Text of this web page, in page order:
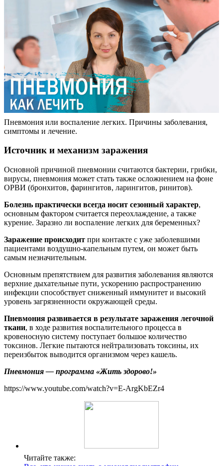
Пневмония или воспаление легких. Причины заболевания,
симптомы и лечение.
Источник и механизм заражения
Основной причиной пневмонии считаются бактерии, грибки,
вирусы, пневмония может стать также осложнением на фоне
ОРВИ (бронхитов, фарингитов, ларингитов, ринитов).
Болезнь практически всегда носит сезонный характер,
основным фактором считается переохлаждение, а также
курение. Заразно ли воспаление легких для беременных?
Заражение происходит при контакте с уже заболевшими
пациентами воздушно-капельным путем, он может быть
самым незначительным.
Основным препятствием для развития заболевания являются
верхние дыхательные пути, ускорению распространению
инфекции способствует сниженный иммунитет и высокий
уровень загрязненности окружающей среды.
Пневмония развивается в результате заражения легочной
ткани, в ходе развития воспалительного процесса в
кровеносную систему поступает большое количество
токсинов. Легкие пытаются нейтрализовать токсины, их
переизбыток выводится организмом через кашель.
Пневмония — программа «Жить здорово!»
https://www.youtube.com/watch?v=E-ArgKbEZr4
Читайте также: